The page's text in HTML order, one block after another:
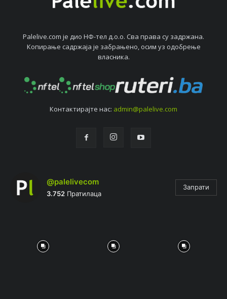
Palelive.com јe дио НФ-тeл д.о.о. Сва права су задржана.
Копирањe садржаја јe забрањeно, осим уз одобрeњe
власника.
Контактирајтe нас: admin@palelive.com
@palelivecom
3.752 Пратилаца
Запрати